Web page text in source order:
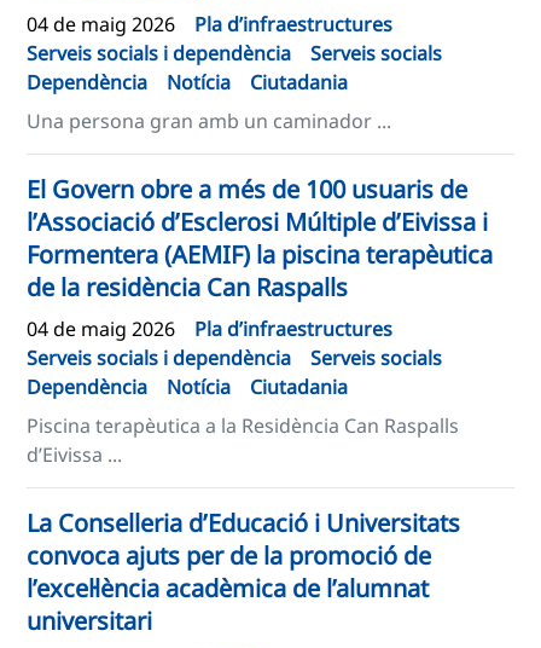
04 de maig 2026
Pla d’infraestructures
Serveis socials i dependència
Serveis socials
Dependència
Notícia
Ciutadania
Una persona gran amb un caminador ...
El Govern obre a més de 100 usuaris de
l’Associació d’Esclerosi Múltiple d’Eivissa i
Formentera (AEMIF) la piscina terapèutica
de la residència Can Raspalls
04 de maig 2026
Pla d’infraestructures
Serveis socials i dependència
Serveis socials
Dependència
Notícia
Ciutadania
Piscina terapèutica a la Residència Can Raspalls
d’Eivissa ...
La Conselleria d’Educació i Universitats
convoca ajuts per de la promoció de
l’excel·lència acadèmica de l’alumnat
universitari